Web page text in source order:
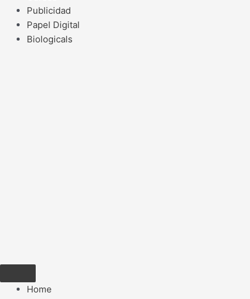
Publicidad
Papel Digital
Biologicals
Home